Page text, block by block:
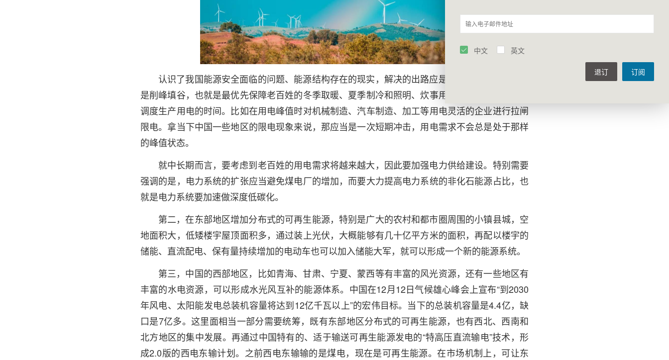
认识了我国能源安全面临的问题、能源结构存在的现实，解决的出路应是什么？短期而言，就
是削峰填谷，也就是最优先保障老百姓的冬季取暖、夏季制冷和照明、炊事用电等民生问题，合理
调度生产用电的时间。比如在用电峰值时对机械制造、汽车制造、加工等用电灵活的企业进行拉闸
限电。拿当下中国一些地区的限电现象来说，那应当是一次短期冲击，用电需求不会总是处于那样
的峰值状态。
就中长期而言，要考虑到老百姓的用电需求将越来越大，因此要加强电力供给建设。特别需要
强调的是，电力系统的扩张应当避免煤电厂的增加，而要大力提高电力系统的非化石能源占比，也
就是电力系统要加速做深度低碳化。
第二，在东部地区增加分布式的可再生能源，特别是广大的农村和都市圈周围的小镇县城，空
地面积大，低矮楼宇屋顶面积多，通过装上光伏，大概能够有几十亿平方米的面积，再配以楼宇的
储能、直流配电、保有量持续增加的电动车也可以加入储能大军，就可以形成一个新的能源系统。
第三，中国的西部地区，比如青海、甘肃、宁夏、蒙西等有丰富的风光资源，还有一些地区有
丰富的水电资源，可以形成水光风互补的能源体系。中国在12月12日气候雄心峰会上宣布“到2030
年风电、太阳能发电总装机容量将达到12亿千瓦以上”的宏伟目标。当下的总装机容量是4.4亿，缺
口是7亿多。这里面相当一部分需要统筹，既有东部地区分布式的可再生能源，也有西北、西南和
北方地区的集中发展。再通过中国特有的、适于输送可再生能源发电的“特高压直流输电”技术，形
成2.0版的西电东输计划。之前西电东输输的是煤电，现在是可再生能源。在市场机制上，可让东
中文 英文
订阅
退订